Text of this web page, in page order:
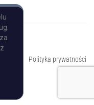
Polityka prywatności